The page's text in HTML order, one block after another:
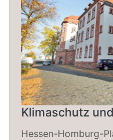
Klimaschutz
Hessen-Homburg-